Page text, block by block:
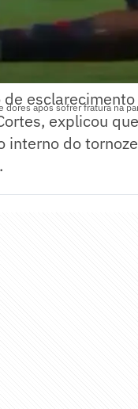
dores após sofrer fratura na
de
explicou
interno do